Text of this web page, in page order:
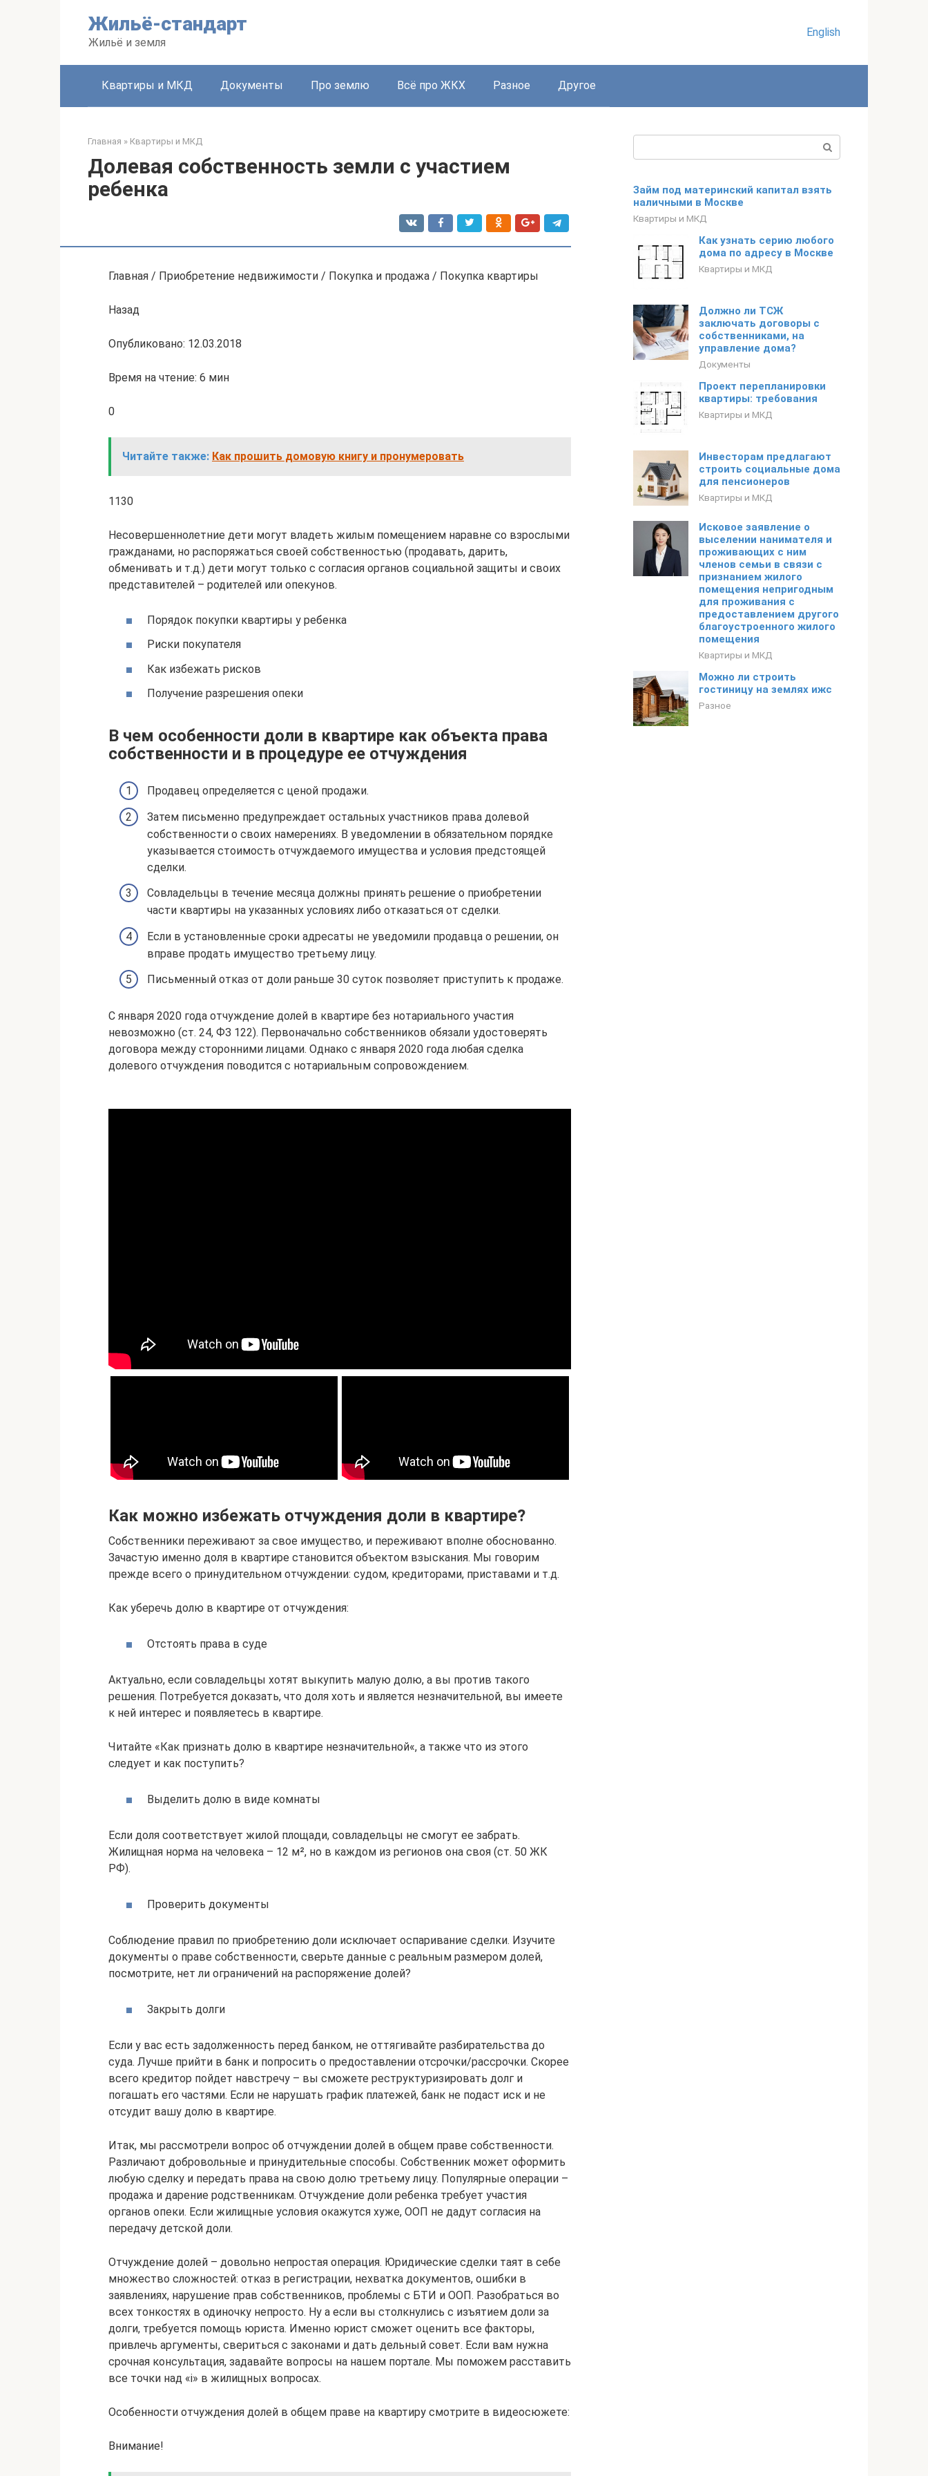
Жильё-стандарт
Жильё и земля
English
Квартиры и МКД Документы Про землю Всё про ЖКХ Разное Другое
Главная » Квартиры и МКД
Долевая собственность земли с участием
ребенка
Главная / Приобретение недвижимости / Покупка и продажа / Покупка квартиры
Назад
Опубликовано: 12.03.2018
Время на чтение: 6 мин
0
Читайте также: Как прошить домовую книгу и пронумеровать
1130
Несовершеннолетние дети могут владеть жилым помещением наравне со взрослыми
гражданами, но распоряжаться своей собственностью (продавать, дарить,
обменивать и т.д.) дети могут только с согласия органов социальной защиты и своих
представителей – родителей или опекунов.
Порядок покупки квартиры у ребенка
Риски покупателя
Как избежать рисков
Получение разрешения опеки
В чем особенности доли в квартире как объекта права
собственности и в процедуре ее отчуждения
Продавец определяется с ценой продажи.
Затем письменно предупреждает остальных участников права долевой
собственности о своих намерениях. В уведомлении в обязательном порядке
указывается стоимость отчуждаемого имущества и условия предстоящей
сделки.
Совладельцы в течение месяца должны принять решение о приобретении
части квартиры на указанных условиях либо отказаться от сделки.
Если в установленные сроки адресаты не уведомили продавца о решении, он
вправе продать имущество третьему лицу.
Письменный отказ от доли раньше 30 суток позволяет приступить к продаже.
С января 2020 года отчуждение долей в квартире без нотариального участия
невозможно (ст. 24, ФЗ 122). Первоначально собственников обязали удостоверять
договора между сторонними лицами. Однако с января 2020 года любая сделка
долевого отчуждения поводится с нотариальным сопровождением.
Как можно избежать отчуждения доли в квартире?
Собственники переживают за свое имущество, и переживают вполне обоснованно.
Зачастую именно доля в квартире становится объектом взыскания. Мы говорим
прежде всего о принудительном отчуждении: судом, кредиторами, приставами и т.д.
Как уберечь долю в квартире от отчуждения:
Отстоять права в суде
Актуально, если совладельцы хотят выкупить малую долю, а вы против такого
решения. Потребуется доказать, что доля хоть и является незначительной, вы имеете
к ней интерес и появляетесь в квартире.
Читайте «Как признать долю в квартире незначительной«, а также что из этого
следует и как поступить?
Выделить долю в виде комнаты
Если доля соответствует жилой площади, совладельцы не смогут ее забрать.
Жилищная норма на человека – 12 м², но в каждом из регионов она своя (ст. 50 ЖК
РФ).
Проверить документы
Соблюдение правил по приобретению доли исключает оспаривание сделки. Изучите
документы о праве собственности, сверьте данные с реальным размером долей,
посмотрите, нет ли ограничений на распоряжение долей?
Закрыть долги
Если у вас есть задолженность перед банком, не оттягивайте разбирательства до
суда. Лучше прийти в банк и попросить о предоставлении отсрочки/рассрочки. Скорее
всего кредитор пойдет навстречу – вы сможете реструктуризировать долг и
погашать его частями. Если не нарушать график платежей, банк не подаст иск и не
отсудит вашу долю в квартире.
Итак, мы рассмотрели вопрос об отчуждении долей в общем праве собственности.
Различают добровольные и принудительные способы. Собственник может оформить
любую сделку и передать права на свою долю третьему лицу. Популярные операции –
продажа и дарение родственникам. Отчуждение доли ребенка требует участия
органов опеки. Если жилищные условия окажутся хуже, ООП не дадут согласия на
передачу детской доли.
Отчуждение долей – довольно непростая операция. Юридические сделки таят в себе
множество сложностей: отказ в регистрации, нехватка документов, ошибки в
заявлениях, нарушение прав собственников, проблемы с БТИ и ООП. Разобраться во
всех тонкостях в одиночку непросто. Ну а если вы столкнулись с изъятием доли за
долги, требуется помощь юриста. Именно юрист сможет оценить все факторы,
привлечь аргументы, свериться с законами и дать дельный совет. Если вам нужна
срочная консультация, задавайте вопросы на нашем портале. Мы поможем расставить
все точки над «i» в жилищных вопросах.
Особенности отчуждения долей в общем праве на квартиру смотрите в видеосюжете:
Внимание!
Займ под материнский капитал взять
наличными в Москве
Квартиры и МКД
Как узнать серию любого
дома по адресу в Москве
Квартиры и МКД
Должно ли ТСЖ
заключать договоры с
собственниками, на
управление дома?
Документы
Проект перепланировки
квартиры: требования
Квартиры и МКД
Инвесторам предлагают
строить социальные дома
для пенсионеров
Квартиры и МКД
Исковое заявление о
выселении нанимателя и
проживающих с ним
членов семьи в связи с
признанием жилого
помещения непригодным
для проживания с
предоставлением другого
благоустроенного жилого
помещения
Квартиры и МКД
Можно ли строить
гостиницу на землях ижс
Разное